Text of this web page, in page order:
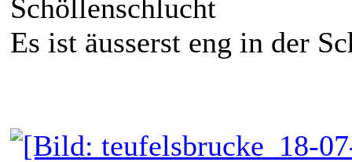
Schöllenschlucht
Es ist äusserst eng in der